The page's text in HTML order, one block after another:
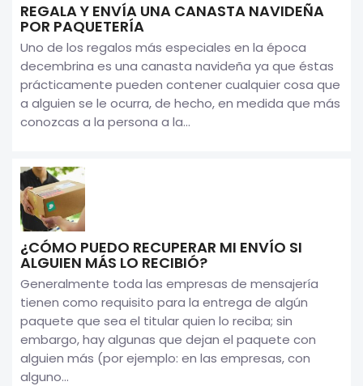
REGALA Y ENVÍA UNA CANASTA NAVIDEÑA
POR PAQUETERÍA
Uno de los regalos más especiales en la época
decembrina es una canasta navideña ya que éstas
prácticamente pueden contener cualquier cosa que
a alguien se le ocurra, de hecho, en medida que más
conozcas a la persona a la...
¿CÓMO PUEDO RECUPERAR MI ENVÍO SI
ALGUIEN MÁS LO RECIBIÓ?
Generalmente toda las empresas de mensajería
tienen como requisito para la entrega de algún
paquete que sea el titular quien lo reciba; sin
embargo, hay algunas que dejan el paquete con
alguien más (por ejemplo: en las empresas, con
alguno...